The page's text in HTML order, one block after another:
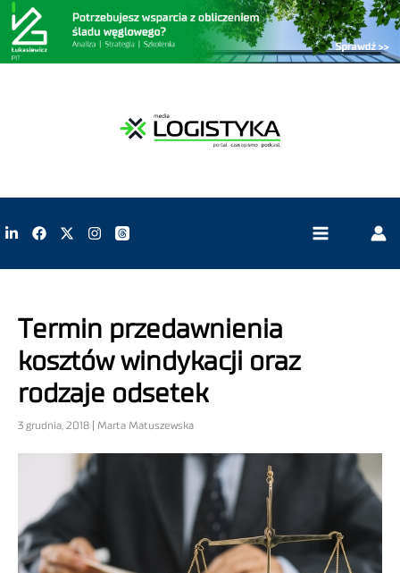
Termin przedawnienia
kosztów windykacji oraz
rodzaje odsetek
3 grudnia, 2018 | Marta Matuszewska